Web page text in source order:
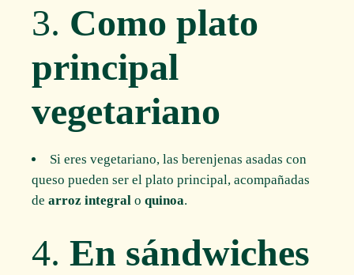
3. Como plato
principal
vegetariano
Si eres vegetariano, las berenjenas asadas con
queso pueden ser el plato principal, acompañadas
dearroz integral oquinoa.
4.En sándwiches